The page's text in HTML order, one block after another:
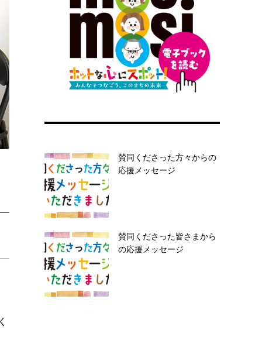
賛同くださった方々からの
応援メッセージ
賛同くださった皆さまから
の応援メッセージ